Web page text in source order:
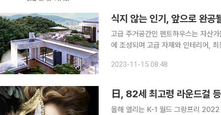
식지 않는 인기, 앞으로 완공
고급 주거공간인 펜트하우스는 자산
에 조성되며 고급 자재와 인테리어,
고가 단지 세 곳이 나란히 해당 단지
2023-11-15 08:48
日, 82세 최고령 라운드걸
올해 열리는 K-1 월드 그랑프리